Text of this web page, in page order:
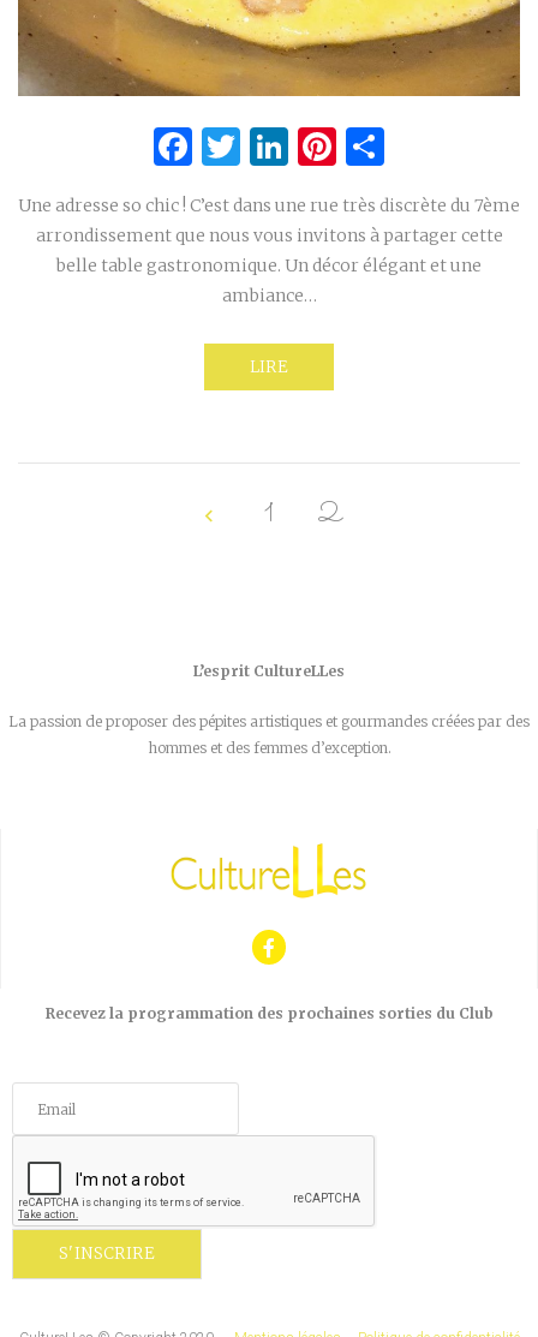
Facebook
Twitter
LinkedIn
Pinterest
Une adresse so chic ! C’est dans une rue très discrète du 7ème
arrondissement que nous vous invitons à partager cette
belle table gastronomique. Un décor élégant et une
ambiance…
LIRE
1 2
L’esprit CultureLLes
La passion de proposer des pépites artistiques et gourmandes créées par des
hommes et des femmes d’exception.
Recevez la programmation des prochaines sorties du Club